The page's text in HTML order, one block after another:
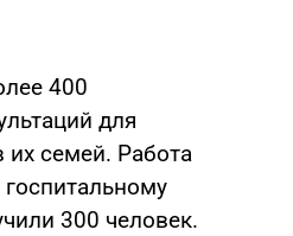
400
для
их семей. Работа
300 человек.